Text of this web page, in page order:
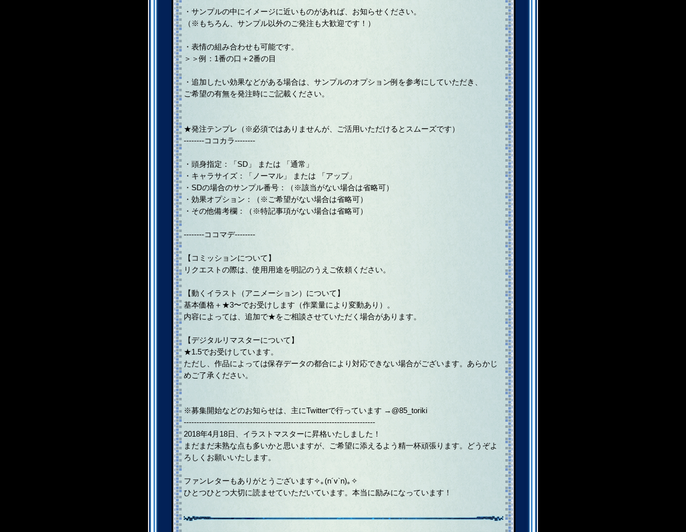
・サンプルの中にイメージに近いものがあれば、お知らせください。
（※もちろん、サンプル以外のご発注も大歓迎です！）
・表情の組み合わせも可能です。
＞＞例：1番の口＋2番の目
・追加したい効果などがある場合は、サンプルのオプション例を参考にしていただき、
ご希望の有無を発注時にご記載ください。
★発注テンプレ（※必須ではありませんが、ご活用いただけるとスムーズです）
--------ココカラ--------
・頭身指定：「SD」 または 「通常」
・キャラサイズ：「ノーマル」 または 「アップ」
・SDの場合のサンプル番号：（※該当がない場合は省略可）
・効果オプション：（※ご希望がない場合は省略可）
・その他備考欄：（※特記事項がない場合は省略可）
--------ココマデ--------
【コミッションについて】
リクエストの際は、使用用途を明記のうえご依頼ください。
【動くイラスト（アニメーション）について】
基本価格＋★3〜でお受けします（作業量により変動あり）。
内容によっては、追加で★をご相談させていただく場合があります。
【デジタルリマスターについて】
★1.5でお受けしています。
ただし、作品によっては保存データの都合により対応できない場合がございます。あらかじ
めご了承ください。
※募集開始などのお知らせは、主にTwitterで行っています →@85_toriki
---------------------------------------------------------------------------
2018年4月18日、イラストマスターに昇格いたしました！
まだまだ未熟な点も多いかと思いますが、ご希望に添えるよう精一杯頑張ります。どうぞよ
ろしくお願いいたします。
ファンレターもありがとうございます✧｡(n´v`n)｡✧
ひとつひとつ大切に読ませていただいています。本当に励みになっています！